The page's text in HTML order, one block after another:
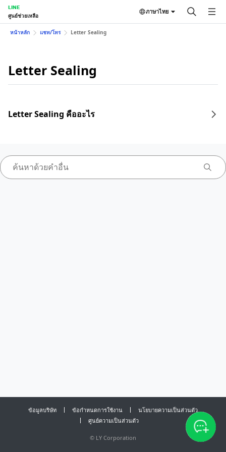
LINE
ศูนย์ช่วยเหลือ
ภาษาไทย
หน้าหลัก แชท/โทร Letter Sealing
Letter Sealing
Letter Sealing คืออะไร
ข้อมูลบริษัท ข้อกำหนดการใช้งาน
นโยบายความเป็นส่วนตัว
ศูนย์ความเป็นส่วนตัว
© LY Corporation